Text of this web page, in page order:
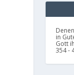
in
Gott
354 -